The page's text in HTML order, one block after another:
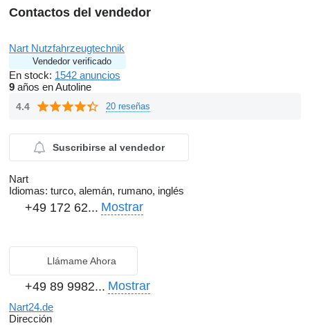
Contactos del vendedor
Nart Nutzfahrzeugtechnik
Vendedor verificado
En stock: 1542 anuncios
9 años en Autoline
4.4 20 reseñas
Suscribirse al vendedor
Nart
Idiomas: turco, alemán, rumano, inglés
+49 172 62... Mostrar
Llámame Ahora
+49 89 9982... Mostrar
Nart24.de
Dirección